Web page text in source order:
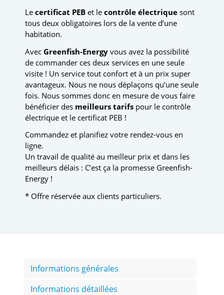
Le certificat PEB et le contrôle électrique sont
tous deux obligatoires lors de la vente d’une
habitation.
Avec Greenfish-Energy vous avez la possibilité
de commander ces deux services en une seule
visite ! Un service tout confort et à un prix super
avantageux. Nous ne nous déplaçons qu’une seule
fois. Nous sommes donc en mesure de vous faire
bénéficier des meilleurs tarifs pour le contrôle
électrique et le certificat PEB !
Commandez et planifiez votre rendez-vous en
ligne.
Un travail de qualité au meilleur prix et dans les
meilleurs délais : C’est ça la promesse Greenfish-
Energy !
* Offre réservée aux clients particuliers.
Informations générales
Informations détaillées